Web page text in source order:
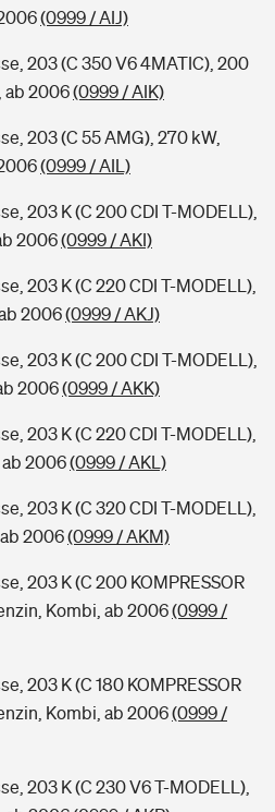
(0999 / AIJ)
203 (C 350 V6 4MATIC), 200
ab 2006(0999 / AIK)
203 (C 55 AMG), 270 kW,
(0999 / AIL)
203 K (C 200 CDI T-MODELL),
2006(0999 / AKI)
203 K (C 220 CDI T-MODELL),
2006(0999 / AKJ)
203 K (C 200 CDI T-MODELL),
2006(0999 / AKK)
203 K (C 220 CDI T-MODELL),
ab 2006(0999 / AKL)
203 K (C 320 CDI T-MODELL),
2006(0999 / AKM)
203 K (C 200 KOMPRESSOR
Kombi, ab 2006(0999 /
203 K (C 180 KOMPRESSOR
Kombi, ab 2006(0999 /
203 K (C 230 V6 T-MODELL),